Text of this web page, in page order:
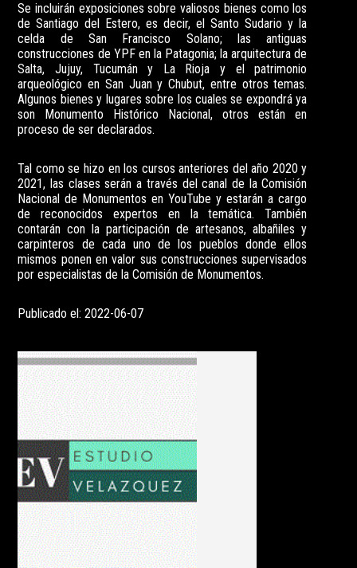
Se incluirán exposiciones sobre valiosos bienes como los
de Santiago del Estero, es decir, el Santo Sudario y la
celda de San Francisco Solano; las antiguas
construcciones de YPF en la Patagonia; la arquitectura de
Salta, Jujuy, Tucumán y La Rioja y el patrimonio
arqueológico en San Juan y Chubut, entre otros temas.
Algunos bienes y lugares sobre los cuales se expondrá ya
son Monumento Histórico Nacional, otros están en
proceso de ser declarados.
Tal como se hizo en los cursos anteriores del año 2020 y
2021, las clases serán a través del canal de la Comisión
Nacional de Monumentos en YouTube y estarán a cargo
de reconocidos expertos en la temática. También
contarán con la participación de artesanos, albañiles y
carpinteros de cada uno de los pueblos donde ellos
mismos ponen en valor sus construcciones supervisados
por especialistas de la Comisión de Monumentos.
Publicado el: 2022-06-07